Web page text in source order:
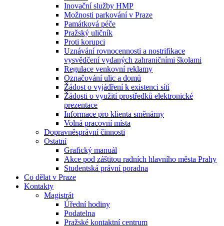
Inovační služby HMP
Možnosti parkování v Praze
Památková péče
Pražský uličník
Proti korupci
Uznávání rovnocennosti a nostrifikace
vysvědčení vydaných zahraničními školami
Regulace venkovní reklamy
Označování ulic a domů
Žádost o vyjádření k existenci sítí
Žádosti o využití prostředků elektronické
prezentace
Informace pro klienta směnárny
Volná pracovní místa
Dopravněsprávní činnosti
Ostatní
Grafický manuál
Akce pod záštitou radních hlavního města Prahy
Studentská právní poradna
Co dělat v Praze
Kontakty
Magistrát
Úřední hodiny
Podatelna
Pražské kontaktní centrum